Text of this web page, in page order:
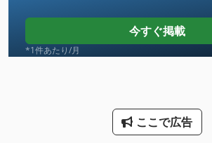
ツール ボックス
ツール 台車
今すぐ掲載
*1件あたり/月
ここで広告